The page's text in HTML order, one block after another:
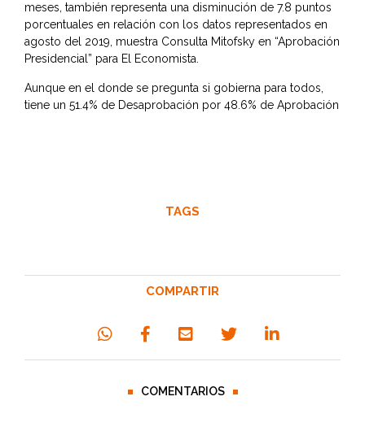
meses, también representa una disminución de 7.8 puntos
porcentuales en relación con los datos representados en
agosto del 2019, muestra Consulta Mitofsky en “Aprobación
Presidencial” para El Economista.
Aunque en el donde se pregunta si gobierna para todos,
tiene un 51.4% de Desaprobación por 48.6% de Aprobación
TAGS
COMPARTIR
COMENTARIOS